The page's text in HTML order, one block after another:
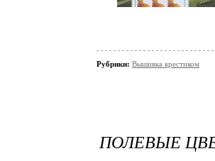
Рубрики: Вышивка крестиком
ПОЛЕВЫЕ